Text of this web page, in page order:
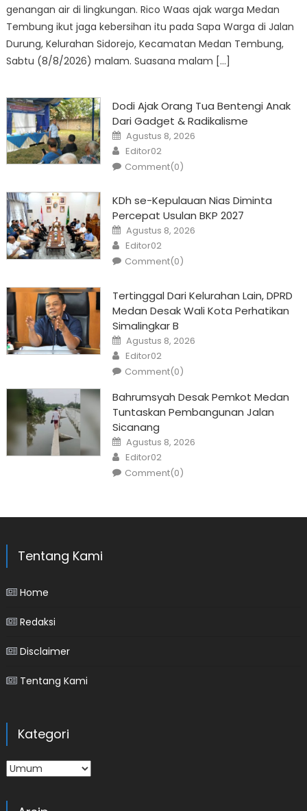
genangan air di lingkungan. Rico Waas ajak warga Medan
Tembung ikut jaga kebersihan itu pada Sapa Warga di Jalan
Durung, Kelurahan Sidorejo, Kecamatan Medan Tembung,
Sabtu (8/8/2026) malam. Suasana malam […]
Dodi Ajak Orang Tua Bentengi Anak
Dari Gadget & Radikalisme
Posted
on
Agustus 8, 2026
Author
Editor02
Comment(0)
KDh se-Kepulauan Nias Diminta
Percepat Usulan BKP 2027
Posted
on
Agustus 8, 2026
Author
Editor02
Comment(0)
Tertinggal Dari Kelurahan Lain, DPRD
Medan Desak Wali Kota Perhatikan
Simalingkar B
Posted
on
Agustus 8, 2026
Author
Editor02
Comment(0)
Bahrumsyah Desak Pemkot Medan
Tuntaskan Pembangunan Jalan
Sicanang
Posted
on
Agustus 8, 2026
Author
Editor02
Comment(0)
Tentang Kami
Home
Redaksi
Disclaimer
Tentang Kami
Kategori
Kategori